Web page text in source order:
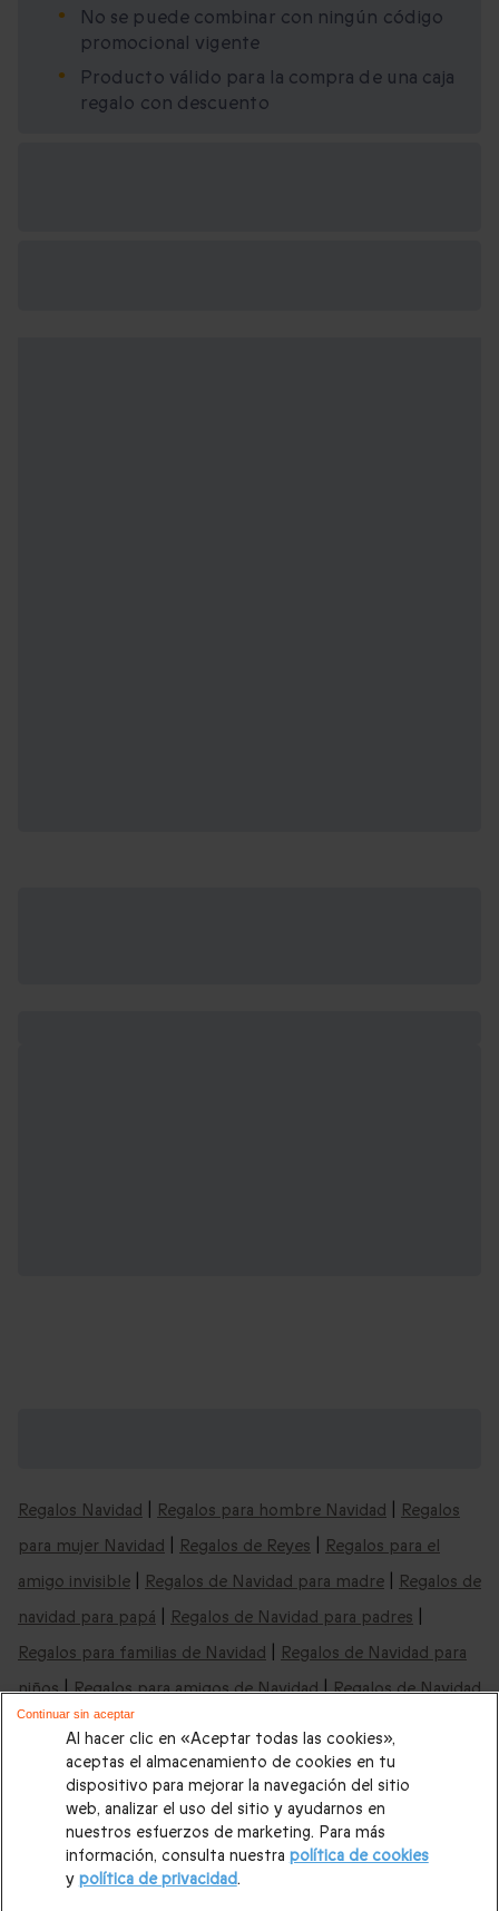
No se puede combinar con ningún código
promocional vigente
Producto válido para la compra de una caja
regalo con descuento
Regalos Navidad Regalos para hombre Navidad
Regalos
para mujer Navidad
Regalos de Reyes
Regalos para el
amigo invisible
Regalos de Navidad para madre
Regalos de
navidad para papá
Regalos de Navidad para padres
Regalos para familias de Navidad
Regalos de Navidad para
niños|Regalos para amigos de Navidad|Regalos de Navidad
baratos| Regalos de Navidad última hora
para hombre|Regalos de Reyes para mujer|Regalos de
Reyes para parejas|Regalos de Reyes para padres|
de Reyes para madresRegalos de boda|Regalos de
cumpleaños|Regalos para mujer| Regalos para hombre
Al hacer clic en «Aceptar todas las cookies»,
aceptas el almacenamiento de cookies en tu
dispositivo para mejorar la navegación del sitio
web, analizar el uso del sitio y ayudarnos en
nuestros esfuerzos de marketing. Para más
información, consulta nuestra política de cookies
y política de privacidad.
Continuar sin aceptar